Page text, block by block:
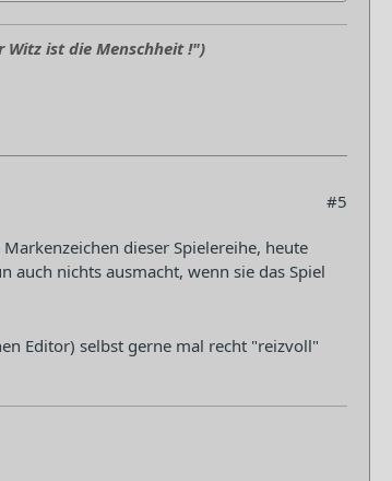
ist die Menschheit !")
#5
dieser Spielereihe, heute
auch nichts ausmacht, wenn sie das Spiel
Editor) selbst gerne mal recht "reizvoll"